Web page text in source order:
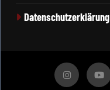
Datenschutzerklärung